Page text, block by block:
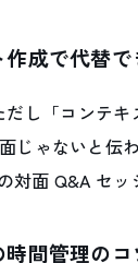
成で代替で
し「コンテキ
じゃないと伝
対面 Q&A セッ
間管理のコ